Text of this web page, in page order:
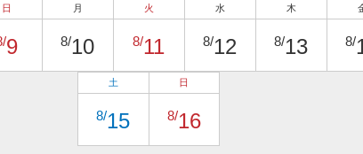
日
9
月
8/10
火
8/11
水
8/12
木
8/13 8/
土
8/15
日
8/16